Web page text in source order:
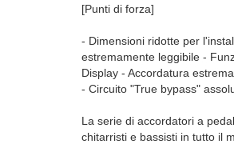
[Punti di forza]
- Dimensioni ridotte per
estremamente leggibile -
Display - Accordatura
- Circuito "True bypass"
La serie di accordatori a
chitarristi e bassisti in tutto il